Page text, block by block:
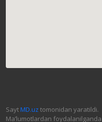
SaytMD.uz tomonidan yaratildi.
Ma’lumotlardan